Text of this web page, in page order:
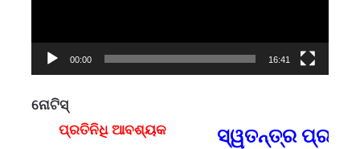
00:00 16:41
ନୋଟିସ୍
ପ୍ରତିନିଧି ଆବଶ୍ୟକ
ସ୍ୱତନ୍ତ୍ର ପ୍ରତିନିଧି